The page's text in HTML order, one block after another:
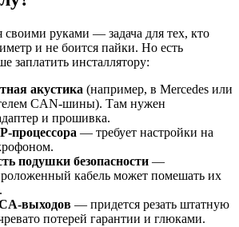
своими руками — задача для тех, кто
и не боится пайки. Но есть
заплатить инсталлятору:
акустика (например, в Mercedes или
CAN-шины). Там нужен
и прошивка.
процессора — требует настройки на
подушки безопасности —
кабель может помешать их
выходов — придется резать штатную
потерей гарантии и глюками.